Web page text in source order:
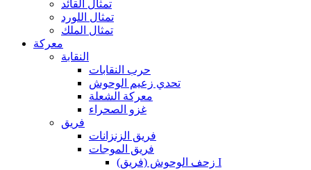
تمثال القائد
تمثال اللورد
تمثال الملك
معركة
النقابة
حرب النقابات
تحدي زعيم الوحوش
معركة الشعلة
غزو الصحراء
فريق
فريق الزنزانات
فريق الموجات
زحف الوحوش (فريق) I